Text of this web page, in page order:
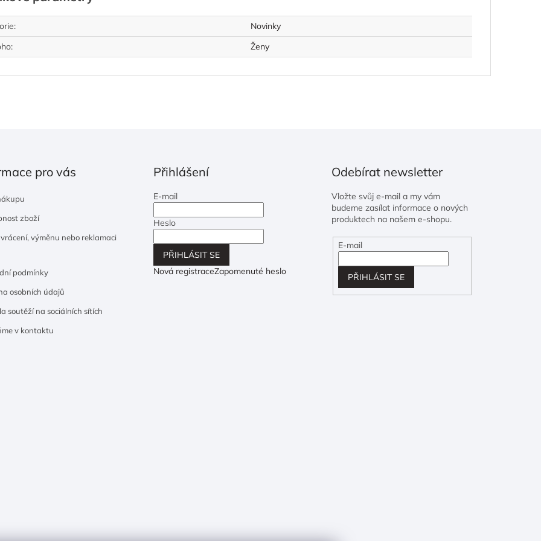
:
Novinky
: Ženy
pro vás
zboží
vrácení, výměnu nebo reklamaci
podmínky
osobních údajů
soutěží na sociálních sítích
v kontaktu
Přihlášení
E-mail
Heslo
PŘIHLÁSIT SE
Nová registraceZapomenuté heslo
Odebírat newsletter
Vložte svůj e-mail a my vám
budeme zasílat informace o nových
produktech na našem e-shopu.
E-mail
PŘIHLÁSIT SE